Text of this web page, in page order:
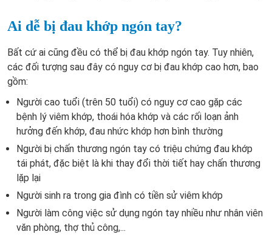
Ai dễ bị đau khớp ngón tay?
Bất cứ ai cũng đều có thể bị đau khớp ngón tay. Tuy nhiên,
các đối tượng sau đây có nguy cơ bị đau khớp cao hơn, bao
gồm:
Người cao tuổi (trên 50 tuổi) có nguy cơ cao gặp các
bệnh lý viêm khớp, thoái hóa khớp và các rối loạn ảnh
hưởng đến khớp, đau nhức khớp hơn bình thường
Người bị chấn thương ngón tay có triệu chứng đau khớp
tái phát, đặc biệt là khi thay đổi thời tiết hay chấn thương
lặp lại
Người sinh ra trong gia đình có tiền sử viêm khớp
Người làm công việc sử dụng ngón tay nhiều như nhân viên
văn phòng, thợ thủ công,...